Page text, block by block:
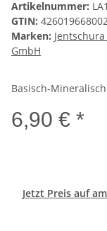
Artikelnummer:
GTIN:
Marken:
GmbH
Basisch-
6,90 € *
Jetzt Preis auf